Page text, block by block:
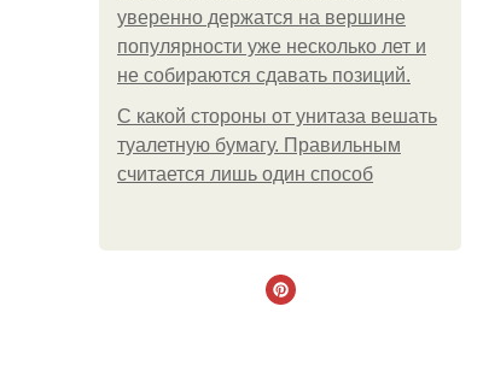
уверенно держатся на вершине
популярности уже несколько лет и
не собираются сдавать позиций.
С какой стороны от унитаза вешать
туалетную бумагу. Правильным
считается лишь один способ